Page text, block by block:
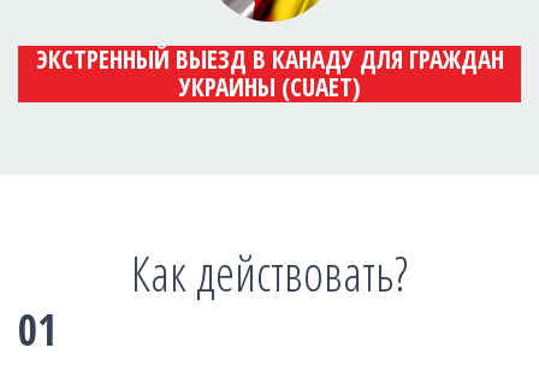
ЭКСТРЕННЫЙ ВЫЕЗД В КАНАДУ ДЛЯ ГРАЖДАН
УКРАИНЫ (CUAET)
Как действовать?
01